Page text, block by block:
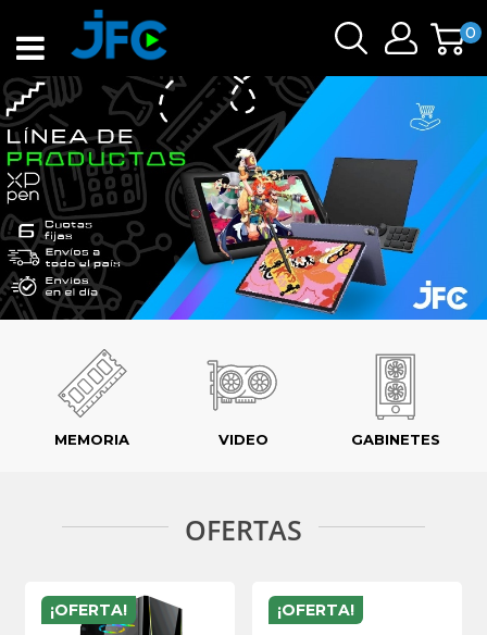
0
MEMORIA VIDEO GABINETES
OFERTAS
¡OFERTA! ¡OFERTA!